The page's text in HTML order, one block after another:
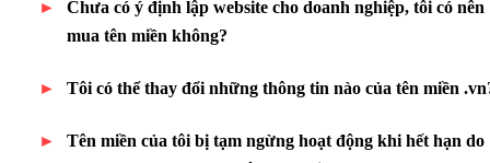
Chưa có ý định lập website cho doanh nghiệp, tôi có nên
mua tên miền không?
Tôi có thể thay đổi những thông tin nào của tên miền
Tên miền của tôi bị tạm ngừng hoạt động khi hết hạn do